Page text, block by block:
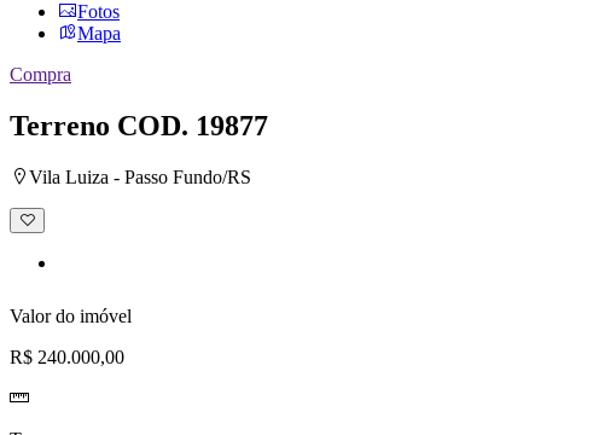
Fotos
Mapa
Compra
Terreno COD. 19877
Vila Luiza - Passo Fundo/RS
Adicionar
à
Valor do imóvel
R$ 240.000,00